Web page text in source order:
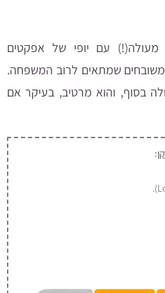
מעולה(!) עם יופי של אפקטים
משובחים שמתאים לרוב המשפחה.
בסוף, והוא מרטיב, בעיקר אם
: